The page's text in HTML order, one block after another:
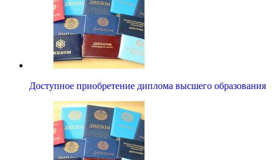
Доступное приобретение диплома высшего образования